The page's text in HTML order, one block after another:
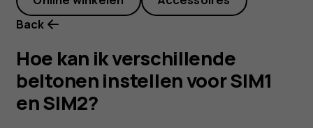
voor
SIM1
en
Back
Hoe kan ik verschillende
beltonen instellen voor SIM1
en SIM2?